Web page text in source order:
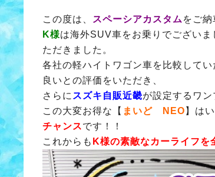
この度は、 スペーシアカスタム をご
K様は海外SUV車をお乗りでござい
ただきました。
各社の軽ハイトワゴン車を比較してい
良いとの評価をいただき、
さらに スズキ自販近畿が設定するワン
この大変お得な【 まいど NEO 】は
チャンスです！！
これからも K様の素敵なカーライフを